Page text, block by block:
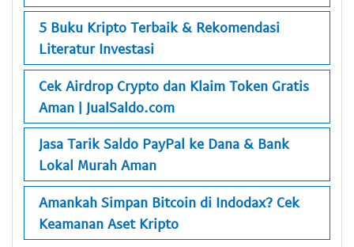
5 Buku Kripto Terbaik & Rekomendasi
Literatur Investasi
Cek Airdrop Crypto dan Klaim Token Gratis
Aman | JualSaldo.com
Jasa Tarik Saldo PayPal ke Dana & Bank
Lokal Murah Aman
Amankah Simpan Bitcoin di Indodax? Cek
Keamanan Aset Kripto